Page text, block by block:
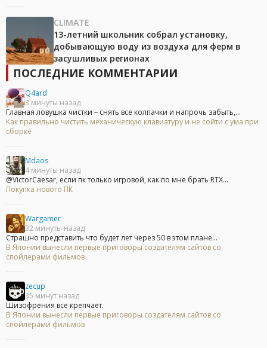
CLIMATE
13-летний школьник собрал установку,
добывающую воду из воздуха для ферм в
засушливых регионах
ПОСЛЕДНИЕ КОММЕНТАРИИ
Q4ard
3 минуты назад
Главная ловушка чистки – снять все колпачки и напрочь забыть,...
Как правильно чистить механическую клавиатуру и не сойти с ума при
сборке
Mdaos
4 минуты назад
@VictorCaesar, если пк только игровой, как по мне брать RTX...
Покупка нового ПК
Wargamer
32 минуты назад
Страшно представить что будет лет через 50 в этом плане...
В Японии вынесли первые приговоры создателям сайтов со
спойлерами фильмов
zecup
35 минут назад
Шизофрения все крепчает.
В Японии вынесли первые приговоры создателям сайтов со
спойлерами фильмов